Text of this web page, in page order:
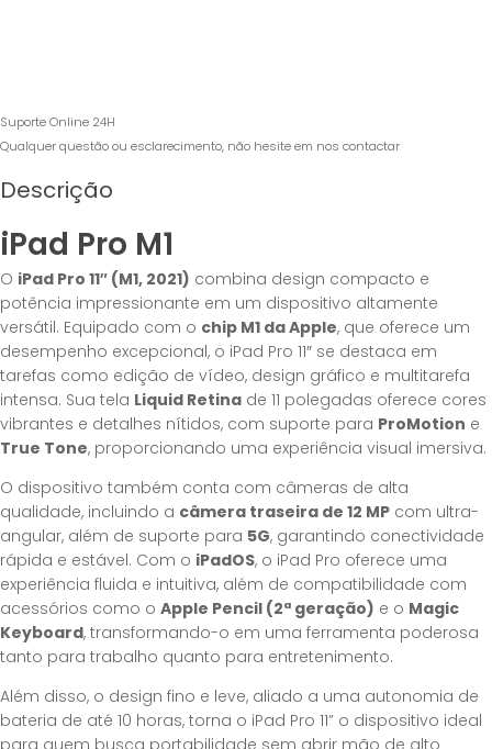
Suporte Online 24H
Qualquer questão ou esclarecimento, não hesite em nos contactar
Descrição
iPad Pro M1
O iPad Pro 11″ (M1, 2021) combina design compacto e
potência impressionante em um dispositivo altamente
versátil. Equipado com o chip M1 da Apple, que oferece um
desempenho excepcional, o iPad Pro 11″ se destaca em
tarefas como edição de vídeo, design gráfico e multitarefa
intensa. Sua tela Liquid Retina de 11 polegadas oferece cores
vibrantes e detalhes nítidos, com suporte para ProMotion e
True Tone, proporcionando uma experiência visual imersiva.
O dispositivo também conta com câmeras de alta
qualidade, incluindo a câmera traseira de 12 MP com ultra-
angular, além de suporte para 5G, garantindo conectividade
rápida e estável. Com o iPadOS, o iPad Pro oferece uma
experiência fluida e intuitiva, além de compatibilidade com
acessórios como o Apple Pencil (2ª geração) e o Magic
Keyboard, transformando-o em uma ferramenta poderosa
tanto para trabalho quanto para entretenimento.
Além disso, o design fino e leve, aliado a uma autonomia de
bateria de até 10 horas, torna o iPad Pro 11” o dispositivo ideal